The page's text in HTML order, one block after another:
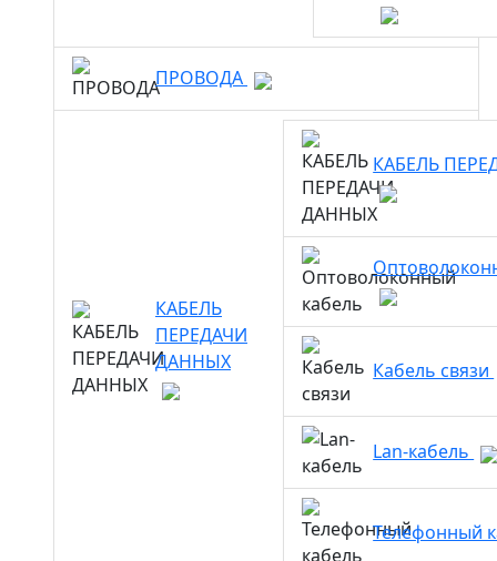
ПРОВОДА
КАБЕЛЬ
ПЕРЕДАЧИ
ДАННЫХ
КАБЕЛЬ
Кабель связи
Lan-кабель
Телефонный